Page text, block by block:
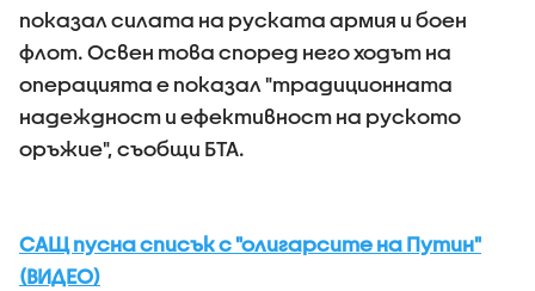
показал силата на руската армия и боен
флот. Освен това според него ходът на
операцията е показал "традиционната
надеждност и ефективност на руското
оръжие", съобщи БТА.
САЩ пусна списък с "олигарсите на Путин"
(ВИДЕО)